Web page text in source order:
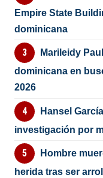
Empire State
dominicana
Marileidy
dominicana en
2026
Hansel
investigación por
Hombre
herida tras ser